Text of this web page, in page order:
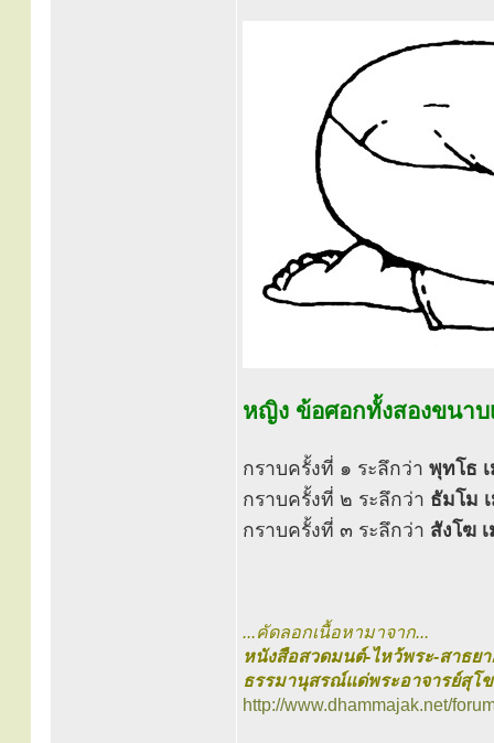
หญิง ข้อศอกทั้งสองขนาบ
กราบครั้งที่ ๑ ระลึกว่า พุทโธ
กราบครั้งที่ ๒ ระลึกว่า ธัมโม
กราบครั้งที่ ๓ ระลึกว่า สังโฆ
...คัดลอกเนื้อหามาจาก...
หนังสือสวดมนต์-ไหว้พระ-สาธย
ธรรมานุสรณ์แด่พระอาจารย์สุโ
http://www.dhammajak.net/